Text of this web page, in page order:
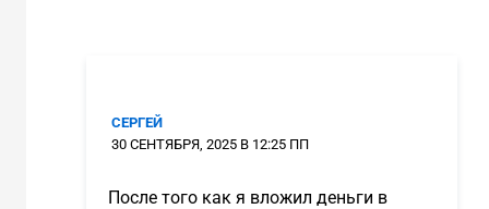
СЕРГЕЙ
30 СЕНТЯБРЯ, 2025 В 12:25 ПП
После того как я вложил деньги в